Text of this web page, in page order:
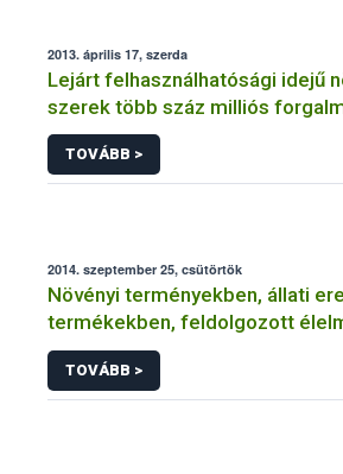
2013. április 17, szerda
Lejárt felhasználhatósági idejű
szerek több száz milliós
NÉBIH
TOVÁBB >
2014. szeptember 25, csütörtök
Növényi terményekben, állati
termékekben, feldolgozott
TOVÁBB >